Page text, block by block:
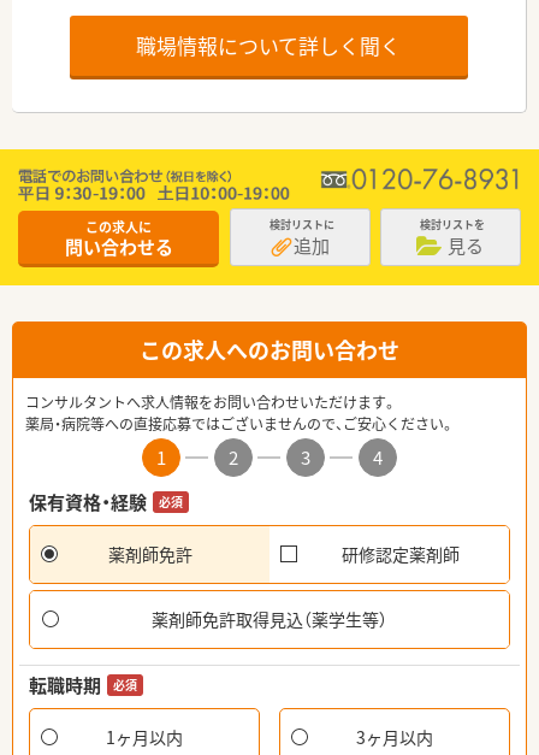
職場情報について詳しく聞く
この求人に
問い合わせる
検討リストに
追加
検討リストを
見る
この求人へのお問い合わせ
コンサルタントへ求人情報をお問い合わせいただけます。
薬局・病院等への直接応募ではございませんので、ご安心ください。
1 2 3
4
保有資格・経験
必須
薬剤師免許 研修認定薬剤師
薬剤師免許取得見込（薬学生等）
転職時期 必須
1ヶ月以内 3ヶ月以内